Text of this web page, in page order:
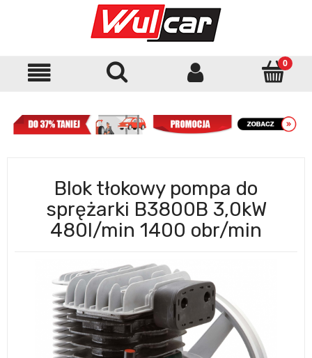
Blok tłokowy pompa do
sprężarki B3800B 3,0kW
480l/min 1400 obr/min